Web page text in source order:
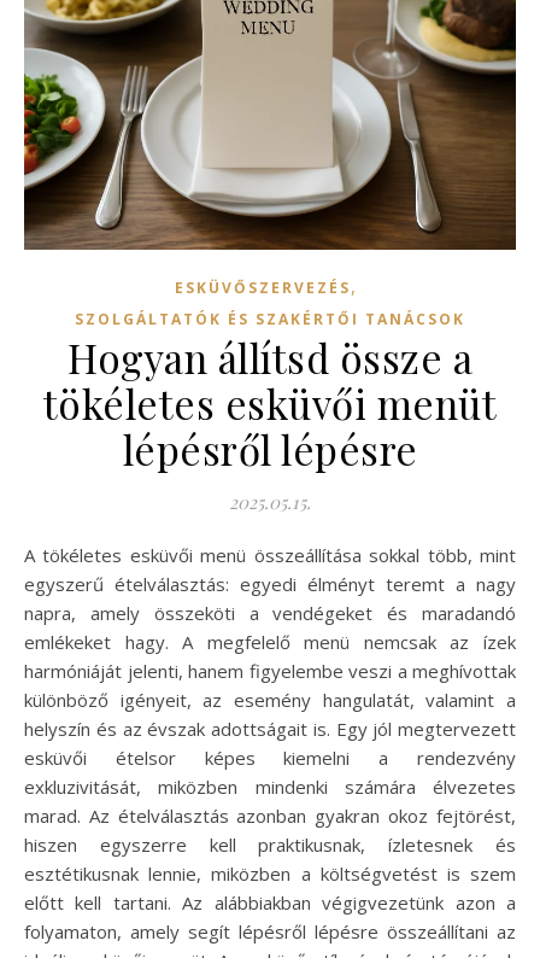
ESKÜVŐSZERVEZÉS,
SZOLGÁLTATÓK ÉS SZAKÉRTŐI TANÁCSOK
Hogyan állítsd össze a
tökéletes esküvői menüt
lépésről lépésre
2025.05.15.
A tökéletes esküvői menü összeállítása sokkal több, mint
egyszerű ételválasztás: egyedi élményt teremt a nagy
napra, amely összeköti a vendégeket és maradandó
emlékeket hagy. A megfelelő menü nemcsak az ízek
harmóniáját jelenti, hanem figyelembe veszi a meghívottak
különböző igényeit, az esemény hangulatát, valamint a
helyszín és az évszak adottságait is. Egy jól megtervezett
esküvői ételsor képes kiemelni a rendezvény
exkluzivitását, miközben mindenki számára élvezetes
marad. Az ételválasztás azonban gyakran okoz fejtörést,
hiszen egyszerre kell praktikusnak, ízletesnek és
esztétikusnak lennie, miközben a költségvetést is szem
előtt kell tartani. Az alábbiakban végigvezetünk azon a
folyamaton, amely segít lépésről lépésre összeállítani az